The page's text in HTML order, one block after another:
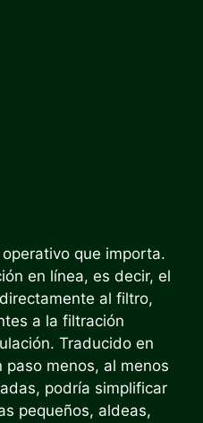
que importa.
en línea, es decir, el
al filtro,
a la filtración
Traducido en
menos, al menos
podría simplificar
pequeños, aldeas,